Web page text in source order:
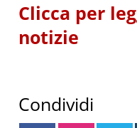
Clicca per
notizie
Condividi